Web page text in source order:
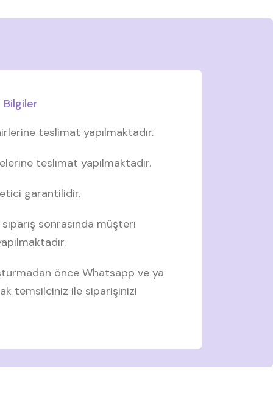
Bilgiler
teslimat yapılmaktadır.
teslimat yapılmaktadır.
garantilidir.
sonrasında müşteri
önce Whatsapp ve ya
temsilciniz ile siparişinizi